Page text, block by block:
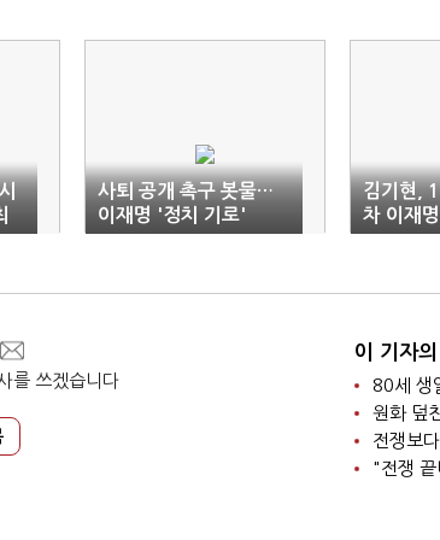
사퇴 공개 촉구 봇물…
이재명 '정치 기로'
김기현,
차 이재
를 쓰겠습니다
이 기자
80세 생
원화 덮
전쟁보
"전쟁